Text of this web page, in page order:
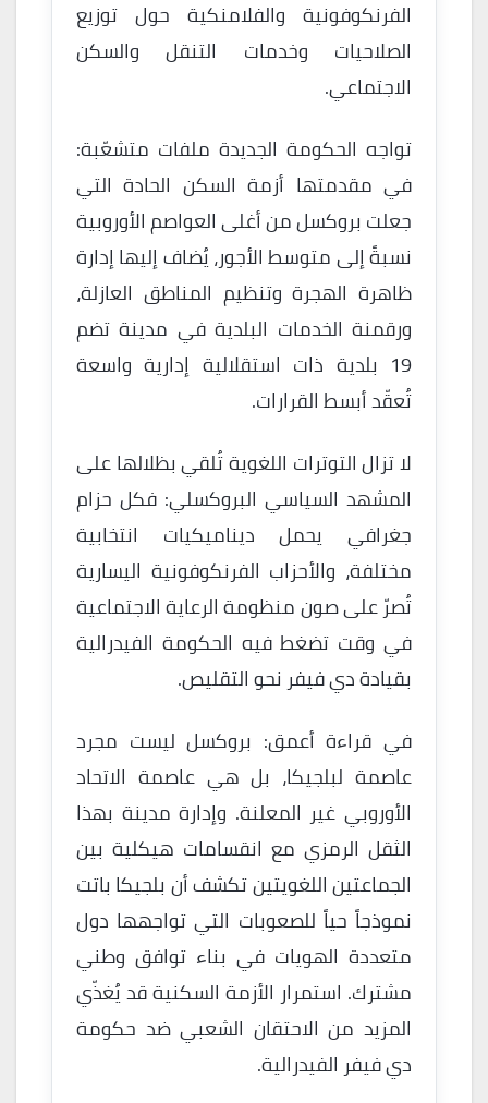
الفرنكوفونية والفلامنكية حول توزيع
الصلاحيات وخدمات التنقل والسكن
الاجتماعي.
تواجه الحكومة الجديدة ملفات متشعّبة:
في مقدمتها أزمة السكن الحادة التي
جعلت بروكسل من أغلى العواصم الأوروبية
نسبةً إلى متوسط الأجور، يُضاف إليها إدارة
ظاهرة الهجرة وتنظيم المناطق العازلة،
ورقمنة الخدمات البلدية في مدينة تضم
19 بلدية ذات استقلالية إدارية واسعة
تُعقّد أبسط القرارات.
لا تزال التوترات اللغوية تُلقي بظلالها على
المشهد السياسي البروكسلي: فكل حزام
جغرافي يحمل ديناميكيات انتخابية
مختلفة، والأحزاب الفرنكوفونية اليسارية
تُصرّ على صون منظومة الرعاية الاجتماعية
في وقت تضغط فيه الحكومة الفيدرالية
بقيادة دي فيفر نحو التقليص.
في قراءة أعمق: بروكسل ليست مجرد
عاصمة لبلجيكا، بل هي عاصمة الاتحاد
الأوروبي غير المعلنة. وإدارة مدينة بهذا
الثقل الرمزي مع انقسامات هيكلية بين
الجماعتين اللغويتين تكشف أن بلجيكا باتت
نموذجاً حياً للصعوبات التي تواجهها دول
متعددة الهويات في بناء توافق وطني
مشترك. استمرار الأزمة السكنية قد يُغذّي
المزيد من الاحتقان الشعبي ضد حكومة
دي فيفر الفيدرالية.